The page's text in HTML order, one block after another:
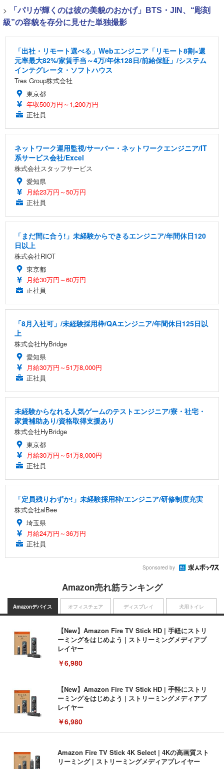
>
「パリが輝くのは彼の美貌のおかげ」BTS・JIN、“彫刻
級”の容貌を存分に見せた単独撮影
「出社・リモート選べる」Webエンジニア「リモート8割×還
元率最大82%/家賃手当～4万/年休128日/前給保証」/システム
インテグレータ・ソフトハウス
Tres Group株式会社
東京都
年収500万円～1,200万円
正社員
ネットワーク運用監視/サーバー・ネットワークエンジニア/IT
系サービス会社/Excel
株式会社スタッフサービス
愛知県
月給23万円～50万円
正社員
「まだ間に合う!」未経験からできるエンジニア/年間休日120
日以上
株式会社RIOT
東京都
月給30万円～60万円
正社員
「8月入社可」/未経験採用枠/QAエンジニア/年間休日125日以
上
株式会社HyBridge
愛知県
月給30万円～51万8,000円
正社員
未経験からなれる人気ゲームのテストエンジニア/寮・社宅・
家賃補助あり/資格取得支援あり
株式会社HyBridge
東京都
月給30万円～51万8,000円
正社員
「定員残りわずか!」未経験採用枠/エンジニア/研修制度充実
株式会社alBee
埼玉県
月給24万円～36万円
正社員
Sponsored by
Amazon売れ筋ランキング
Amazonデバイス
【New】Amazon Fire TV Stick HD | 手軽にストリ
ーミングをはじめよう | ストリーミングメディアプ
レイヤー
￥6,980
【New】Amazon Fire TV Stick HD | 手軽にストリ
ーミングをはじめよう | ストリーミングメディアプ
レイヤー
￥6,980
Amazon Fire TV Stick 4K Select | 4Kの高画質スト
リーミング | ストリーミングメディアプレイヤー
オフィスチェア ディスプレイ 犬用トイレ